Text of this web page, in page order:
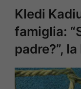
Kledi
famiglia:
padre?”,